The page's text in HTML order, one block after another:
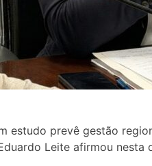
estudo prevê gestão
Leite afirmou